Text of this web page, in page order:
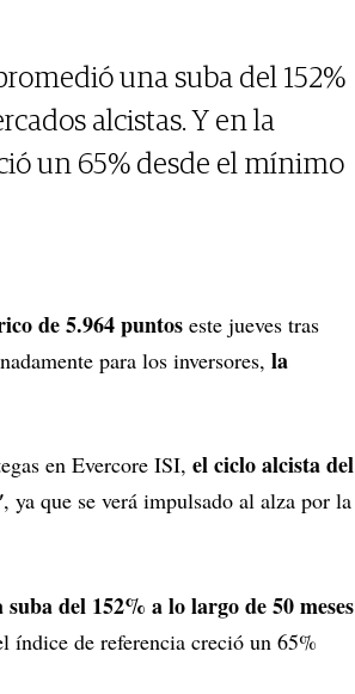
una suba del 152%
alcistas. Y en la
un 65% desde el mínimo
de 5.964 puntos este jueves tras
para los inversores, la
en Evercore ISI, el ciclo alcista del
, ya que se verá impulsado al alza por la
del 152% a lo largo de 50 meses
índice de referencia creció un 65%